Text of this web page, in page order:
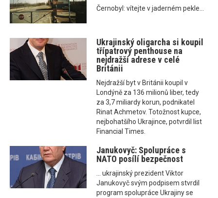
Černobyl: vítejte v jaderném pekle...
Ukrajinský oligarcha si koupil
třípatrový penthouse na
nejdražší adrese v celé
Británii
Nejdražší byt v Británii koupil v
Londýně za 136 milionů liber, tedy
za 3,7 miliardy korun, podnikatel
Rinat Achmetov. Totožnost kupce,
nejbohatšího Ukrajince, potvrdil list
Financial Times.
Janukovyč: Spolupráce s
NATO posílí bezpečnost
... ukrajinský prezident Viktor
Janukovyč svým podpisem stvrdil
program spolupráce Ukrajiny se